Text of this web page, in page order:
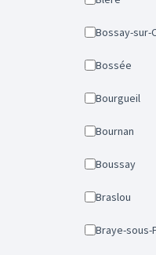
Bossay-sur-
Bossée
Bourgueil
Bournan
Boussay
Braslou
Braye-sous-